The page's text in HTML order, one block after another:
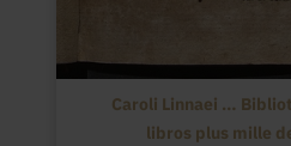
Caroli Linnaei …
libros plus mille